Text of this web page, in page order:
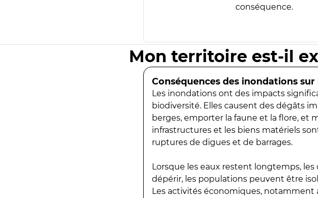
conséquence.
Mon territoire est-il
Conséquences des inondations sur
Les inondations ont des impacts
biodiversité. Elles causent des dégâts
berges, emporter la faune et la flore, et
infrastructures et les biens matériels
ruptures de digues et de barrages.
Lorsque les eaux restent longtemps,
dépérir, les populations peuvent être
Les activités économiques, notamment